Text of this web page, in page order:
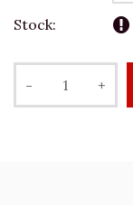
Stock:
- +